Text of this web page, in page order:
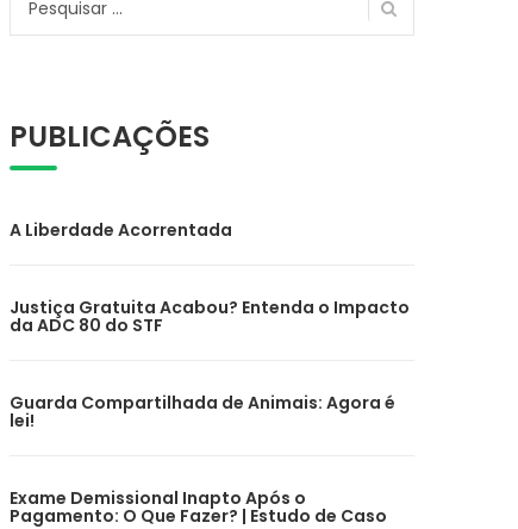
PUBLICAÇÕES
A Liberdade Acorrentada
Justiça Gratuita Acabou? Entenda o Impacto
da ADC 80 do STF
Guarda Compartilhada de Animais: Agora é
lei!
Exame Demissional Inapto Após o
Pagamento: O Que Fazer? | Estudo de Caso